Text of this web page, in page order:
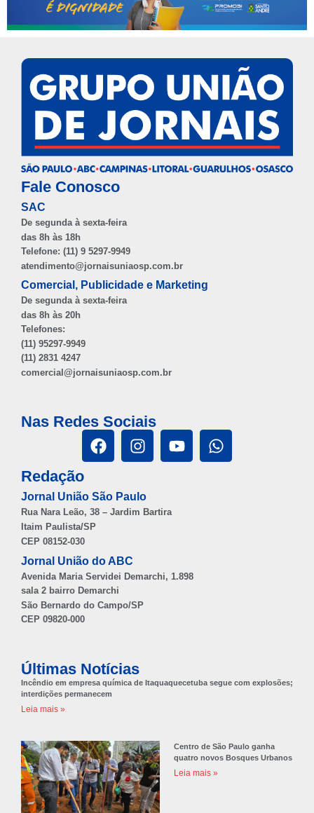
Fale Conosco
SAC
De segunda à sexta-feira
das 8h às 18h
Telefone: (11) 9 5297-9949
atendimento@jornaisuniaosp.com.br
Comercial, Publicidade e Marketing
De segunda à sexta-feira
das 8h às 20h
Telefones:
(11) 95297-9949
(11) 2831 4247
comercial@jornaisuniaosp.com.br
Nas Redes Sociais
Redação
Jornal União São Paulo
Rua Nara Leão, 38 – Jardim Bartira
Itaim Paulista/SP
CEP 08152-030
Jornal União do ABC
Avenida Maria Servidei Demarchi, 1.898
sala 2 bairro Demarchi
São Bernardo do Campo/SP
CEP 09820-000
Últimas Notícias
Incêndio em empresa química de Itaquaquecetuba segue com explosões;
interdições permanecem
Leia mais »
Centro de São Paulo ganha
quatro novos Bosques Urbanos
Leia mais »